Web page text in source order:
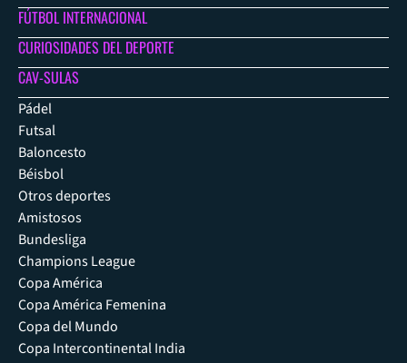
FÚTBOL INTERNACIONAL
CURIOSIDADES DEL DEPORTE
CAV-SULAS
Pádel
Futsal
Baloncesto
Béisbol
Otros deportes
Amistosos
Bundesliga
Champions League
Copa América
Copa América Femenina
Copa del Mundo
Copa Intercontinental India